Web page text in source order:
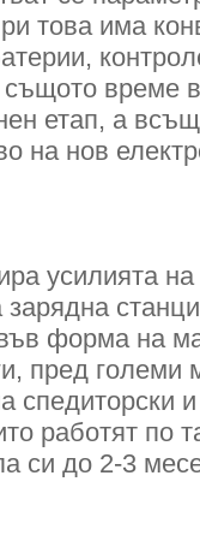
това има
време
етап, а
на нов
усилията
форма на
пред големи
спедиторски
работят по
си до 2-3